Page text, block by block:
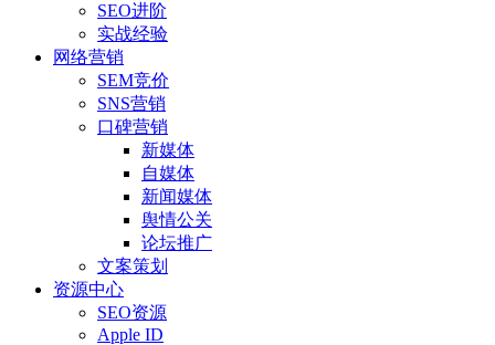
SEO进阶
实战经验
网络营销
SEM竞价
SNS营销
口碑营销
新媒体
自媒体
新闻媒体
舆情公关
论坛推广
文案策划
资源中心
SEO资源
Apple ID